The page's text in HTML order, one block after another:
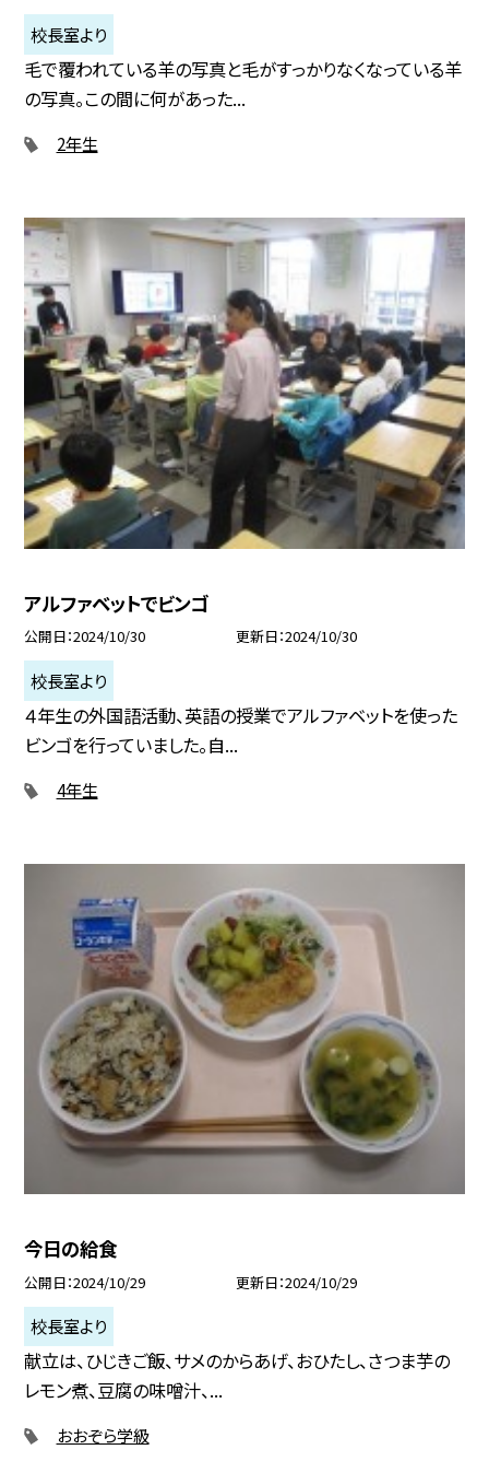
校長室より
毛で覆われている羊の写真と毛がすっかりなくなっている羊
の写真。この間に何があった...
2年生
アルファベットでビンゴ
公開日 2024/10/30 更新日 2024/10/30
校長室より
４年生の外国語活動、英語の授業でアルファベットを使った
ビンゴを行っていました。自...
4年生
今日の給食
公開日 2024/10/29 更新日 2024/10/29
校長室より
献立は、ひじきご飯、サメのからあげ、おひたし、さつま芋の
レモン煮、豆腐の味噌汁、...
おおぞら学級